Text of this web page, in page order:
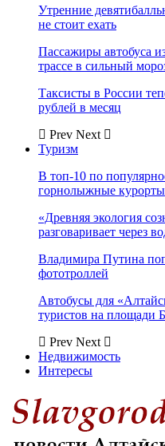
Утренние
не стоит ехать
Пассажиры автобуса
трассе в сильный
Таксисты в России
рублей в месяц
Prev Next
Туризм
В топ-10 по
горнолыжные курорты
«Древняя экология
разговаривает через
Владимира Путина
фототроллей
Автобусы для
туристов на площади
Prev Next
Недвижимость
Интересы